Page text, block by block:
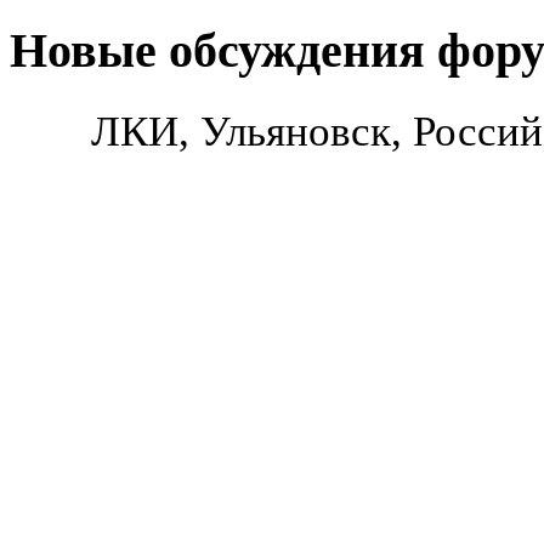
Новые обсуждения
ЛКИ, Ульяновск,